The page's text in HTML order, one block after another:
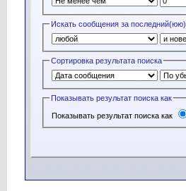
Искать сообщения за последний(юю)
Сортировка результата поиска
Показывать результат поиска как
Показывать результат поиска как